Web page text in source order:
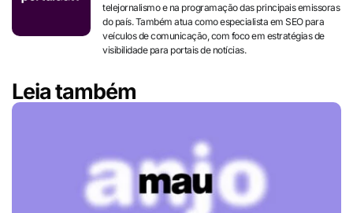
telejornalismo e na programação das principais emissoras
do país. Também atua como especialista em SEO para
veículos de comunicação, com foco em estratégias de
visibilidade para portais de notícias.
Leia também